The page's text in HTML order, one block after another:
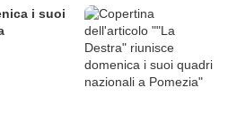
i suoi